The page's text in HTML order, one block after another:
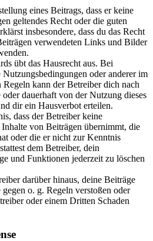
eines Beitrags, dass er keine
geltendes Recht oder die guten
insbesondere, dass du das Recht
verwendeten Links und Bilder
übt das Hausrecht aus. Bei
Nutzungsbedingungen oder anderer im
kann der Betreiber dich nach
dauerhaft von der Nutzung dieses
dir ein Hausverbot erteilen.
dass der Betreiber keine
von Beiträgen übernimmt, die
oder die er nicht zur Kenntnis
dem Betreiber, dein
und Funktionen jederzeit zu löschen
darüber hinaus, deine Beiträge
o. g. Regeln verstoßen oder
oder einem Dritten Schaden